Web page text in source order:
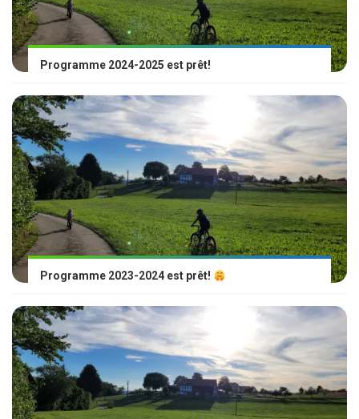
Programme 2024-2025 est prêt!
Programme 2023-2024 est prêt!